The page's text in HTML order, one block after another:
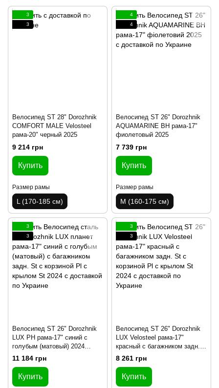
3
3
Велосипед ST 28" Dorozhnik
COMFORT MALE Velosteel
рама-20" черный 2025
9 214 грн
Купить
Размер рамы
L (170-185 см)
4
4
Велосипед ST 26" Dorozhnik
AQUAMARINE BH рама-17"
фиолетовый 2025
7 739 грн
Купить
Размер рамы
M (160-175 см)
3
3
Велосипед ST 26" Dorozhnik
LUX PH рама-17" синий с
голубым (матовый) 2024
крылья, крыло пер., крыло
зад., подножка, звонок,
корзина
11 184 грн
Купить
3
3
Велосипед ST 26" Dorozhnik
LUX Velosteel рама-17"
красный с багажником задн.
St с корзиной Pl с крылом St
8 261 грн
Купить